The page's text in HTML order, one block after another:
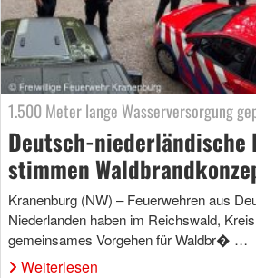
1.500 Meter lange Wasserversorgung
Deutsch-niederländische
stimmen
Kranenburg (NW) – Feuerwehren aus
Niederlanden haben im Reichswald,
gemeinsames Vorgehen für Waldbr� …
Weiterlesen